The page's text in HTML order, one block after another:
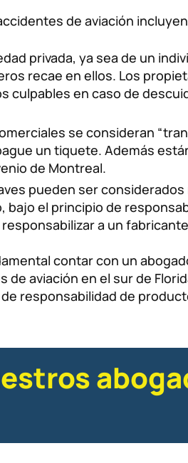
de aviación
privada, ya sea de un
recae en ellos. Los
culpables en caso de
se consideran
un tiquete. Además
de Montreal.
pueden ser
el principio de
a un
contar con un
aviación en el sur de
responsabilidad de